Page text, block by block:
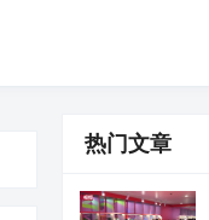
热门文章